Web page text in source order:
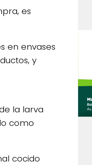
es
en envases
y
la larva
como
cocido